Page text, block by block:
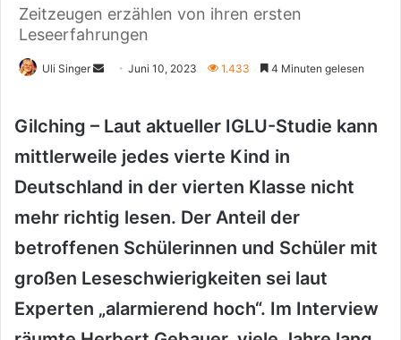
Zeitzeugen erzählen von ihren ersten
Leseerfahrungen
Uli Singer
Sende
E-
Mail
Juni 10, 2023 1.433 4 Minuten gelesen
Gilching – Laut aktueller IGLU-Studie kann
mittlerweile jedes vierte Kind in
Deutschland in der vierten Klasse nicht
mehr richtig lesen. Der Anteil der
betroffenen Schülerinnen und Schüler mit
großen Leseschwierigkeiten sei laut
Experten „alarmierend hoch“. Im Interview